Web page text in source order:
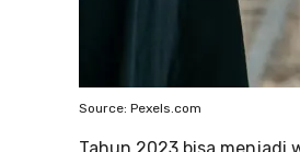
Source: Pexels.com